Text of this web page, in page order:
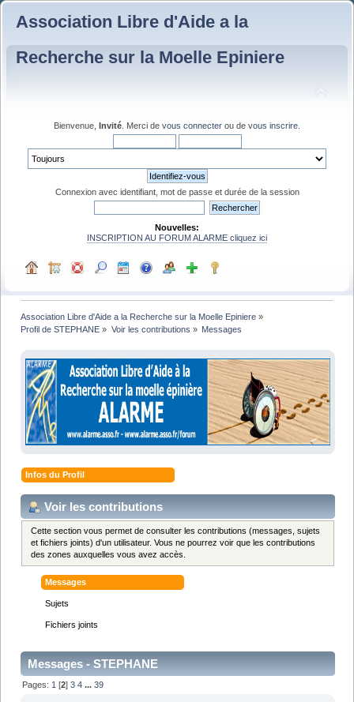
Association Libre d'Aide a la
Recherche sur la Moelle Epiniere
Bienvenue, Invité . Merci de vous connecter ou de vous inscrire
Connexion avec identifiant, mot de passe et durée de la session
Nouvelles:
INSCRIPTION AU FORUM ALARME cliquez ici
Association Libre d'Aide a la Recherche sur la Moelle Epiniere »
Profil de STEPHANE » Voir les contributions » Messages
Infos du Profil
Voir les contributions
Cette section vous permet de consulter les contributions (messages, sujets
et fichiers joints) d'un utilisateur. Vous ne pourrez voir que les contributions
des zones auxquelles vous avez accès.
Messages
Sujets
Fichiers joints
Messages - STEPHANE
Pages:1 [2]3 4 ...39